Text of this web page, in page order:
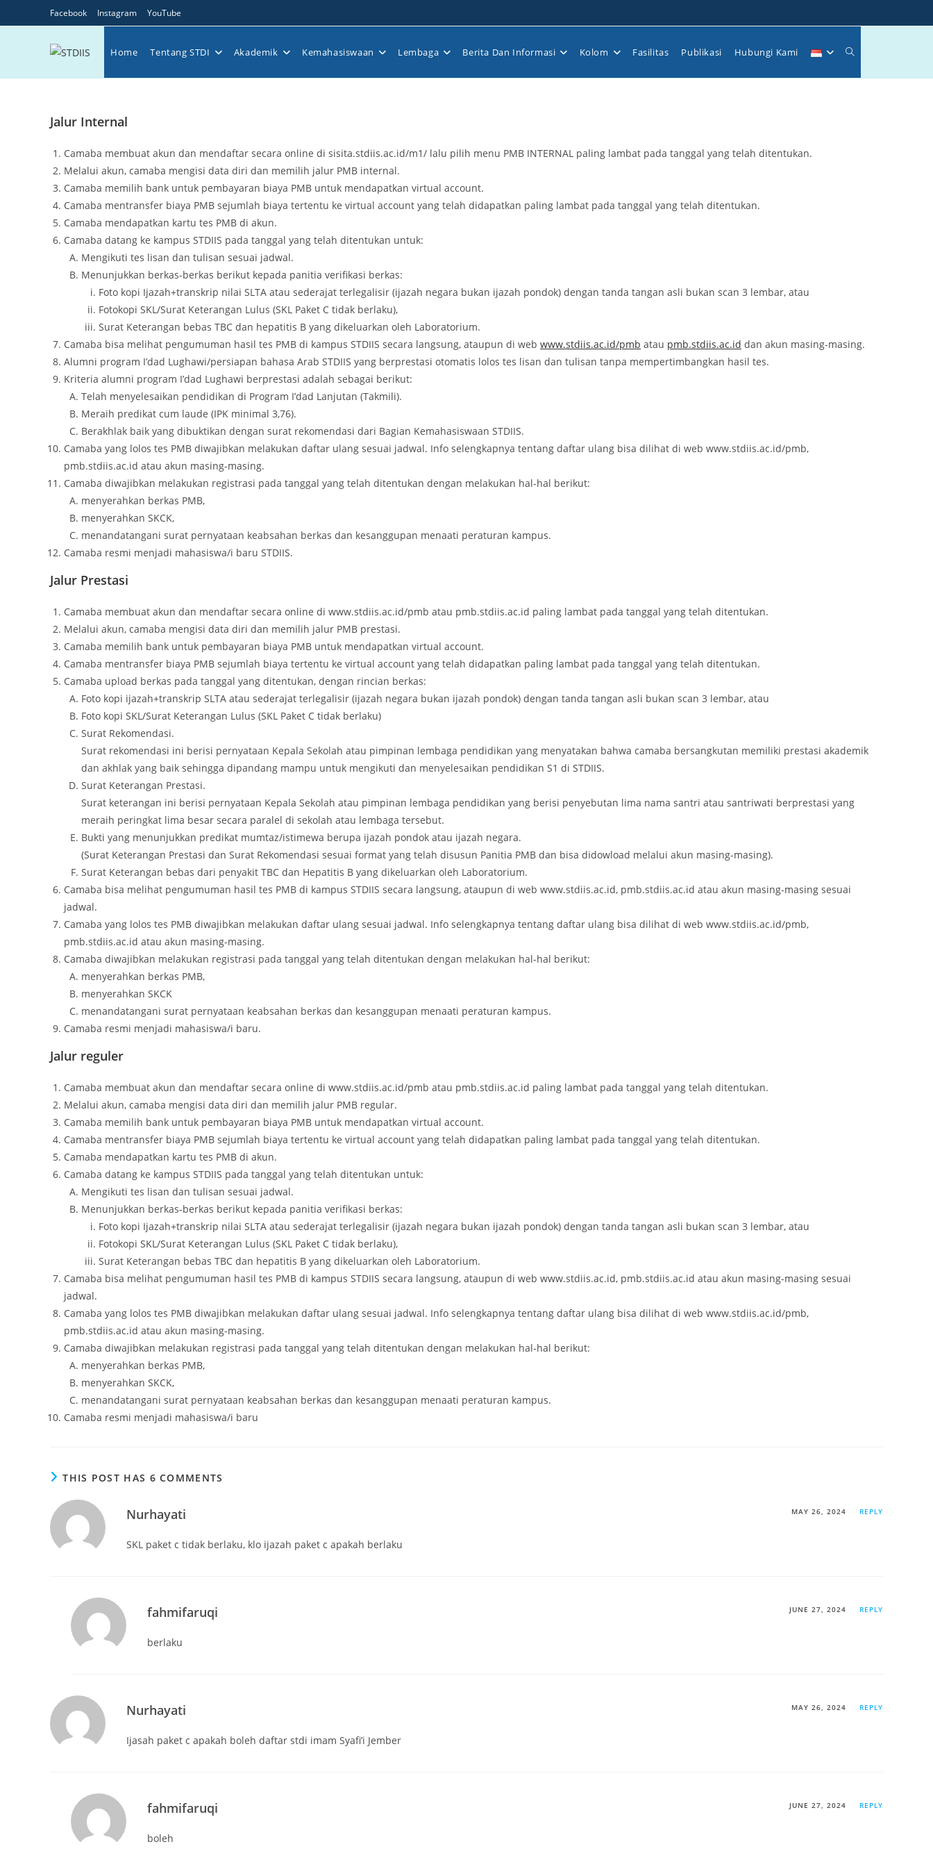
to
Facebook Instagram YouTube
Home Tentang STDI Akademik Kemahasiswaan Lembaga Berita Dan Informasi Kolom Fasilitas Publikasi Hubungi Kami Toggle
Jalur Internal
Camaba membuat akun dan mendaftar secara online di sisita.stdiis.ac.id/m1/ lalu pilih menu PMB INTERNAL paling lambat pada tanggal yang telah ditentukan.
Melalui akun, camaba mengisi data diri dan memilih jalur PMB internal.
Camaba memilih bank untuk pembayaran biaya PMB untuk mendapatkan virtual account.
Camaba mentransfer biaya PMB sejumlah biaya tertentu ke virtual account yang telah didapatkan paling lambat pada tanggal yang telah ditentukan.
Camaba mendapatkan kartu tes PMB di akun.
Camaba datang ke kampus STDIIS pada tanggal yang telah ditentukan untuk:
Mengikuti tes lisan dan tulisan sesuai jadwal.
Menunjukkan berkas-berkas berikut kepada panitia verifikasi berkas:
Foto kopi Ijazah+transkrip nilai SLTA atau sederajat terlegalisir (ijazah negara bukan ijazah pondok) dengan tanda tangan asli bukan scan 3 lembar, atau
Fotokopi SKL/Surat Keterangan Lulus (SKL Paket C tidak berlaku),
Surat Keterangan bebas TBC dan hepatitis B yang dikeluarkan oleh Laboratorium.
Camaba bisa melihat pengumuman hasil tes PMB di kampus STDIIS secara langsung, ataupun di web www.stdiis.ac.id/pmb atau pmb.stdiis.ac.id dan akun masing-masing.
Alumni program I’dad Lughawi/persiapan bahasa Arab STDIIS yang berprestasi otomatis lolos tes lisan dan tulisan tanpa mempertimbangkan hasil tes.
Kriteria alumni program I’dad Lughawi berprestasi adalah sebagai berikut:
Telah menyelesaikan pendidikan di Program I’dad Lanjutan (Takmili).
Meraih predikat cum laude (IPK minimal 3,76).
Berakhlak baik yang dibuktikan dengan surat rekomendasi dari Bagian Kemahasiswaan STDIIS.
Camaba yang lolos tes PMB diwajibkan melakukan daftar ulang sesuai jadwal. Info selengkapnya tentang daftar ulang bisa dilihat di web www.stdiis.ac.id/pmb,
pmb.stdiis.ac.id atau akun masing-masing.
Camaba diwajibkan melakukan registrasi pada tanggal yang telah ditentukan dengan melakukan hal-hal berikut:
menyerahkan berkas PMB,
menyerahkan SKCK,
menandatangani surat pernyataan keabsahan berkas dan kesanggupan menaati peraturan kampus.
Camaba resmi menjadi mahasiswa/i baru STDIIS.
Jalur Prestasi
Camaba membuat akun dan mendaftar secara online di www.stdiis.ac.id/pmb atau pmb.stdiis.ac.id paling lambat pada tanggal yang telah ditentukan.
Melalui akun, camaba mengisi data diri dan memilih jalur PMB prestasi.
Camaba memilih bank untuk pembayaran biaya PMB untuk mendapatkan virtual account.
Camaba mentransfer biaya PMB sejumlah biaya tertentu ke virtual account yang telah didapatkan paling lambat pada tanggal yang telah ditentukan.
Camaba upload berkas pada tanggal yang ditentukan, dengan rincian berkas:
Foto kopi ijazah+transkrip SLTA atau sederajat terlegalisir (ijazah negara bukan ijazah pondok) dengan tanda tangan asli bukan scan 3 lembar, atau
Foto kopi SKL/Surat Keterangan Lulus (SKL Paket C tidak berlaku)
Surat Rekomendasi.
Surat rekomendasi ini berisi pernyataan Kepala Sekolah atau pimpinan lembaga pendidikan yang menyatakan bahwa camaba bersangkutan memiliki prestasi akademik
dan akhlak yang baik sehingga dipandang mampu untuk mengikuti dan menyelesaikan pendidikan S1 di STDIIS.
Surat Keterangan Prestasi.
Surat keterangan ini berisi pernyataan Kepala Sekolah atau pimpinan lembaga pendidikan yang berisi penyebutan lima nama santri atau santriwati berprestasi yang
meraih peringkat lima besar secara paralel di sekolah atau lembaga tersebut.
Bukti yang menunjukkan predikat mumtaz/istimewa berupa ijazah pondok atau ijazah negara.
(Surat Keterangan Prestasi dan Surat Rekomendasi sesuai format yang telah disusun Panitia PMB dan bisa didowload melalui akun masing-masing).
Surat Keterangan bebas dari penyakit TBC dan Hepatitis B yang dikeluarkan oleh Laboratorium.
Camaba bisa melihat pengumuman hasil tes PMB di kampus STDIIS secara langsung, ataupun di web www.stdiis.ac.id, pmb.stdiis.ac.id atau akun masing-masing sesuai
jadwal.
Camaba yang lolos tes PMB diwajibkan melakukan daftar ulang sesuai jadwal. Info selengkapnya tentang daftar ulang bisa dilihat di web www.stdiis.ac.id/pmb,
pmb.stdiis.ac.id atau akun masing-masing.
Camaba diwajibkan melakukan registrasi pada tanggal yang telah ditentukan dengan melakukan hal-hal berikut:
menyerahkan berkas PMB,
menyerahkan SKCK
menandatangani surat pernyataan keabsahan berkas dan kesanggupan menaati peraturan kampus.
Camaba resmi menjadi mahasiswa/i baru.
Jalur reguler
Camaba membuat akun dan mendaftar secara online di www.stdiis.ac.id/pmb atau pmb.stdiis.ac.id paling lambat pada tanggal yang telah ditentukan.
Melalui akun, camaba mengisi data diri dan memilih jalur PMB regular.
Camaba memilih bank untuk pembayaran biaya PMB untuk mendapatkan virtual account.
Camaba mentransfer biaya PMB sejumlah biaya tertentu ke virtual account yang telah didapatkan paling lambat pada tanggal yang telah ditentukan.
Camaba mendapatkan kartu tes PMB di akun.
Camaba datang ke kampus STDIIS pada tanggal yang telah ditentukan untuk:
Mengikuti tes lisan dan tulisan sesuai jadwal.
Menunjukkan berkas-berkas berikut kepada panitia verifikasi berkas:
Foto kopi Ijazah+transkrip nilai SLTA atau sederajat terlegalisir (ijazah negara bukan ijazah pondok) dengan tanda tangan asli bukan scan 3 lembar, atau
Fotokopi SKL/Surat Keterangan Lulus (SKL Paket C tidak berlaku),
Surat Keterangan bebas TBC dan hepatitis B yang dikeluarkan oleh Laboratorium.
Camaba bisa melihat pengumuman hasil tes PMB di kampus STDIIS secara langsung, ataupun di web www.stdiis.ac.id, pmb.stdiis.ac.id atau akun masing-masing sesuai
jadwal.
Camaba yang lolos tes PMB diwajibkan melakukan daftar ulang sesuai jadwal. Info selengkapnya tentang daftar ulang bisa dilihat di web www.stdiis.ac.id/pmb,
pmb.stdiis.ac.id atau akun masing-masing.
Camaba diwajibkan melakukan registrasi pada tanggal yang telah ditentukan dengan melakukan hal-hal berikut:
menyerahkan berkas PMB,
menyerahkan SKCK,
menandatangani surat pernyataan keabsahan berkas dan kesanggupan menaati peraturan kampus.
Camaba resmi menjadi mahasiswa/i baru
THIS POST HAS 6 COMMENTS
Nurhayati MAY 26, 2024 REPLY
SKL paket c tidak berlaku, klo ijazah paket c apakah berlaku
fahmifaruqi JUNE 27, 2024 REPLY
berlaku
Nurhayati MAY 26, 2024 REPLY
Ijasah paket c apakah boleh daftar stdi imam Syafi’i Jember
fahmifaruqi JUNE 27, 2024 REPLY
boleh